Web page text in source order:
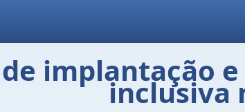
implantação
inclusiva